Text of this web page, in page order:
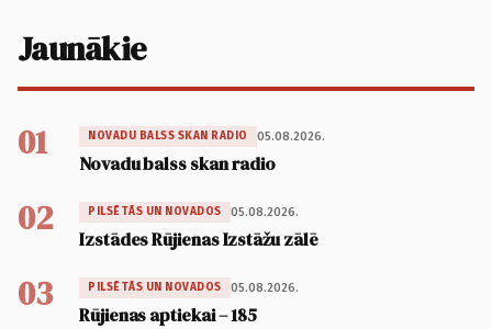
Jaunākie
01 NOVADU BALSS SKAN RADIO 05.08.2026.
Novadu balss skan radio
02 PILSĒTĀS UN NOVADOS 05.08.2026.
Izstādes Rūjienas Izstāžu zālē
03 PILSĒTĀS UN NOVADOS 05.08.2026.
Rūjienas aptiekai – 185